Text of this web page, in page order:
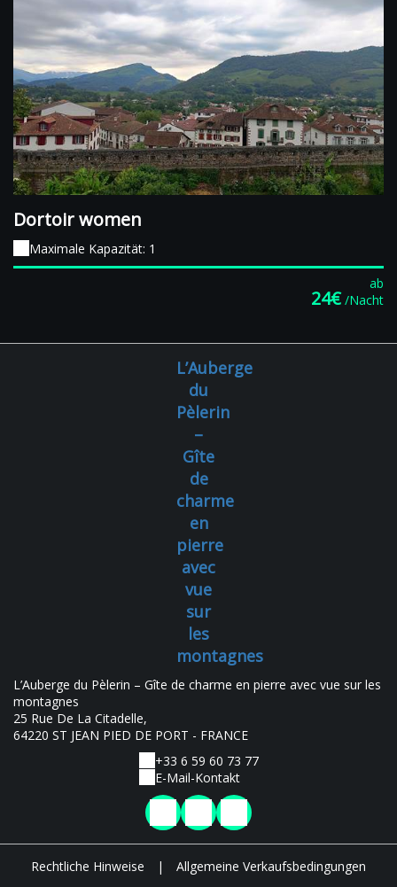
Dortoir women
Maximale Kapazität: 1
ab
24€ /Nacht
L’Auberge
du
Pèlerin
–
Gîte
de
charme
en
pierre
avec
vue
sur
les
montagnes
L’Auberge du Pèlerin – Gîte de charme en pierre avec vue sur les
montagnes
25 Rue De La Citadelle,
64220 ST JEAN PIED DE PORT - FRANCE
+33 6 59 60 73 77
E-Mail-Kontakt
Rechtliche Hinweise | Allgemeine Verkaufsbedingungen